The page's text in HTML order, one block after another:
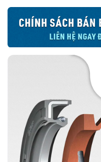
bộ phận.
Phớt là bộ phận quan trọng